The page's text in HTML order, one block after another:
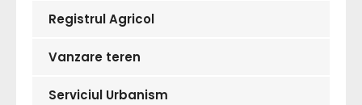
Registrul Agricol
Vanzare teren
Serviciul Urbanism